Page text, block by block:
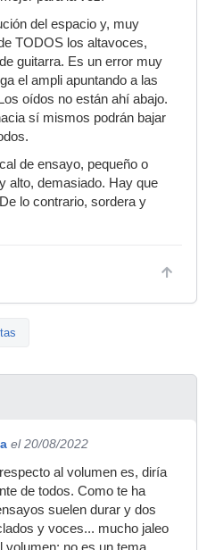
del espacio y, muy
TODOS los altavoces,
guitarra. Es un error muy
el ampli apuntando a las
oídos no están ahí abajo.
sí mismos podrán bajar
de ensayo, pequeño o
alto, demasiado. Hay que
lo contrario, sordera y
el 20/08/2022
al volumen es, diría
de todos. Como te ha
suelen durar y dos
y voces... mucho jaleo